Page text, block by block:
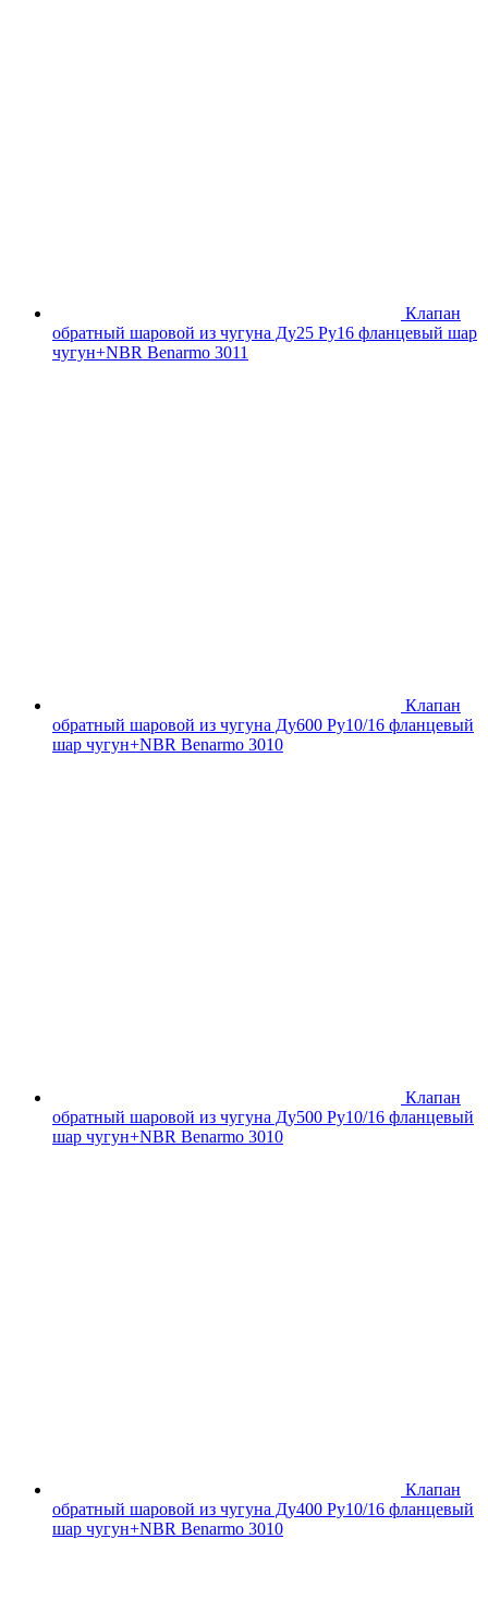
Клапан
обратный шаровой из чугуна Ду25 Ру16 фланцевый шар
чугун+NBR Benarmo 3011
Клапан
обратный шаровой из чугуна Ду600 Ру10/16 фланцевый
шар чугун+NBR Benarmo 3010
Клапан
обратный шаровой из чугуна Ду500 Ру10/16 фланцевый
шар чугун+NBR Benarmo 3010
Клапан
обратный шаровой из чугуна Ду400 Ру10/16 фланцевый
шар чугун+NBR Benarmo 3010